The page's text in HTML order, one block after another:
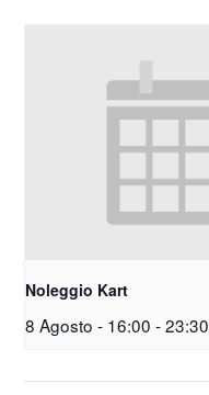
Noleggio Kart
8 Agosto - 16:00 -23:30